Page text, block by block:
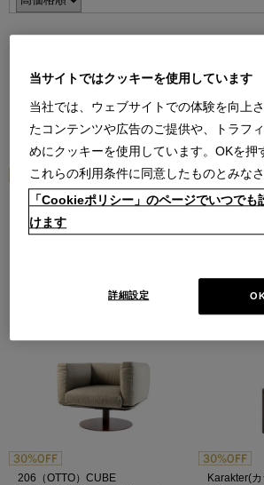
3 FAUTEUIL GRAND CONFORT,
GRAND MODELE（#E102）3P-ア
ウトレット＜配送地域限定＞
フォートゥイユ グラン コンフォー
材）-アウ
ルンガンゴ
206（OTTO）CUBE
Karakter(
当サイトではクッキーを使用しています
当社では、ウェブサイトでの体験を向上
たコンテンツや広告のご提供や、トラフ
めにクッキーを使用しています。OKを押
これらの利用条件に同意したものとみなさ
「Cookieポリシー」のページでいつでも
けます
詳細設定